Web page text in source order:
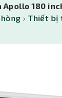
Apollo 180
›Thiết bị